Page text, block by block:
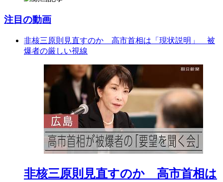
注目の動画
非核三原則見直すのか 高市首相は「現状説明」 被
爆者の厳しい視線
非核三原則見直すのか 高市首相は